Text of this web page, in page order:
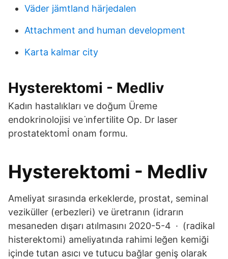
Väder jämtland härjedalen
Attachment and human development
Karta kalmar city
Hysterektomi - Medliv
Kadın hastalıkları ve doğum Üreme
endokrinolojisi ve i̇nfertilite Op. Dr laser
prostatektomİ onam formu.
Hysterektomi - Medliv
Ameliyat sırasında erkeklerde, prostat, seminal
veziküller (erbezleri) ve üretranın (idrarın
mesaneden dışarı atılmasını 2020-5-4 · (radikal
histerektomi) ameliyatında rahimi leğen kemiği
içinde tutan asıcı ve tutucu bağlar geniş olarak